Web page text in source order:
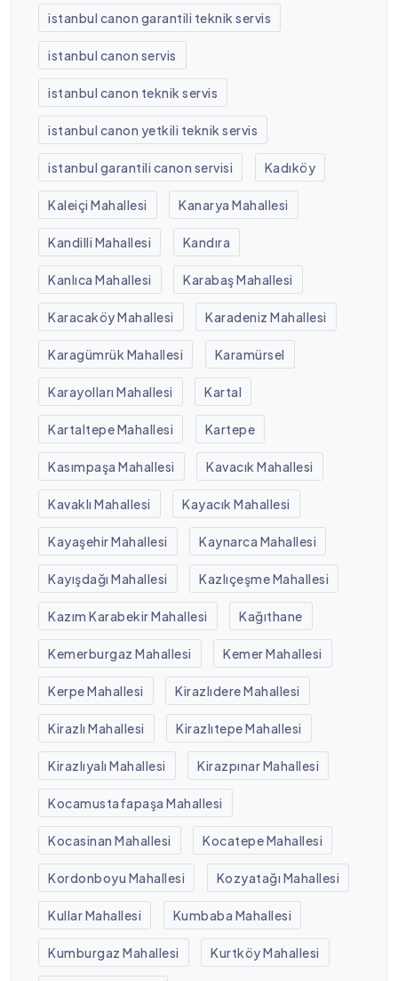
istanbul canon garantili teknik servis
istanbul canon servis
istanbul canon teknik servis
istanbul canon yetkili teknik servis
istanbul garantili canon servisi Kadıköy
Kaleiçi Mahallesi Kanarya Mahallesi
Kandilli Mahallesi Kandıra
Kanlıca Mahallesi Karabaş Mahallesi
Karacaköy Mahallesi Karadeniz Mahallesi
Karagümrük Mahallesi Karamürsel
Karayolları Mahallesi Kartal
Kartaltepe Mahallesi Kartepe
Kasımpaşa Mahallesi Kavacık Mahallesi
Kavaklı Mahallesi Kayacık Mahallesi
Kayaşehir Mahallesi Kaynarca Mahallesi
Kayışdağı Mahallesi Kazlıçeşme Mahallesi
Kazım Karabekir Mahallesi Kağıthane
Kemerburgaz Mahallesi Kemer Mahallesi
Kerpe Mahallesi Kirazlıdere Mahallesi
Kirazlı Mahallesi Kirazlıtepe Mahallesi
Kirazlıyalı Mahallesi Kirazpınar Mahallesi
Kocamustafapaşa Mahallesi
Kocasinan Mahallesi Kocatepe Mahallesi
Kordonboyu Mahallesi Kozyatağı Mahallesi
Kullar Mahallesi Kumbaba Mahallesi
Kumburgaz Mahallesi Kurtköy Mahallesi